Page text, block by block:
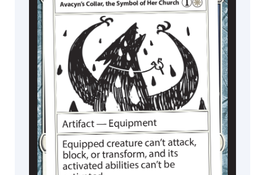
Anão
Fada
Planície
Lícide
Lesma
Lodo
Montanha
Cobra
Realm
MagicCon